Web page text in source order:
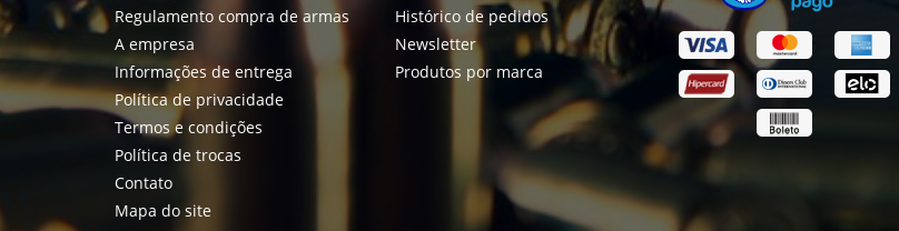
Regulamento compra de armas
A empresa
Informações de entrega
Política de privacidade
Termos e condições
Política de trocas
Contato
Mapa do site
Histórico de pedidos
Newsletter
Produtos por marca